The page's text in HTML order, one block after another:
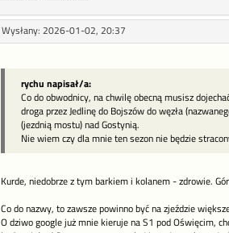
Wysłany: 2026-01-02, 20:37
rychu napisał/a:
Co do obwodnicy, na chwilę obecną musisz
droga przez Jedlinę do Bojszów do węzła
(jezdnią mostu) nad Gostynią.
Nie wiem czy dla mnie ten sezon nie będzie
Kurde, niedobrze z tym barkiem i kolanem - zdrowie.
Co do nazwy, to zawsze powinno być na zjeździe
O dziwo google już mnie kieruje na S1 pod Oświęcim,